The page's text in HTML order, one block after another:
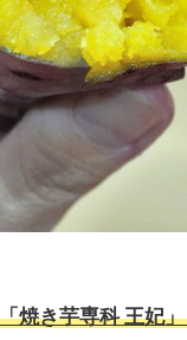
「焼き芋専科 王妃